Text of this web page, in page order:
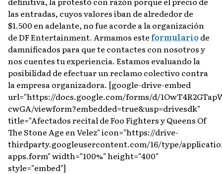
las entradas, cuyos valores iban de alrededor de
$1.500 en adelante, no fue acorde a la organización
de DF Entertainment. Armamos este formulario de
damnificados para que te contactes con nosotros y
nos cuentes tu experiencia. Estamos evaluando la
posibilidad de efectuar un reclamo colectivo contra
la empresa organizadora. [google-drive-embed
url="https://docs.google.com/forms/d/
cwGA/viewform?embedded=true&usp=drivesdk"
title="Afectados recital de Foo Fighters y Queens Of
The Stone Age en Velez" icon="https://drive-
thirdparty.googleusercontent.com/16/type/
apps.form" width="100%" height="400"
style="embed"]